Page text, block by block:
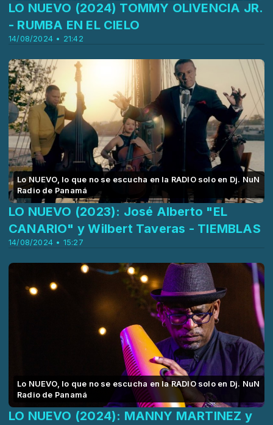
14/08/2024 • 21:42
LO NUEVO (2024) TOMMY OLIVENCIA JR.
- RUMBA EN EL CIELO
Lo NUEVO, lo que no se escucha en la RADIO solo en Dj. NuN
Radio de Panamá
14/08/2024 • 15:27
LO NUEVO (2023): José Alberto "EL
CANARIO" y Wilbert Taveras - TIEMBLAS
Lo NUEVO, lo que no se escucha en la RADIO solo en Dj. NuN
Radio de Panamá
LO NUEVO (2024): MANNY MARTINEZ y